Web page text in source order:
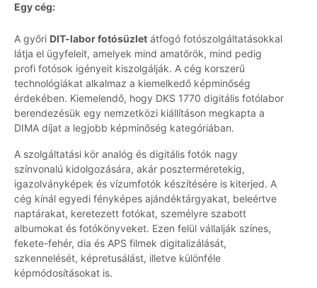
Egy cég:
A győri DIT-labor fotósüzlet átfogó fotószolgáltatásokkal
látja el ügyfeleit, amelyek mind amatőrök, mind pedig
profi fotósok igényeit kiszolgálják. A cég korszerű
technológiákat alkalmaz a kiemelkedő képminőség
érdekében. Kiemelendő, hogy DKS 1770 digitális fotólabor
berendezésük egy nemzetközi kiállításon megkapta a
DIMA díjat a legjobb képminőség kategóriában.
A szolgáltatási kör analóg és digitális fotók nagy
színvonalú kidolgozására, akár poszterméretekig,
igazolványképek és vízumfotók készítésére is kiterjed. A
cég kínál egyedi fényképes ajándéktárgyakat, beleértve
naptárakat, keretezett fotókat, személyre szabott
albumokat és fotókönyveket. Ezen felül vállalják színes,
fekete-fehér, dia és APS filmek digitalizálását,
szkennelését, képretusálást, illetve különféle
képmódosításokat is.